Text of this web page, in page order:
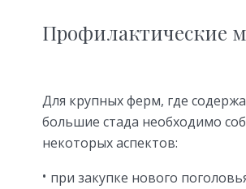
Профилактические
Для крупных ферм, где
большие стада необходимо
некоторых аспектов:
при закупке нового